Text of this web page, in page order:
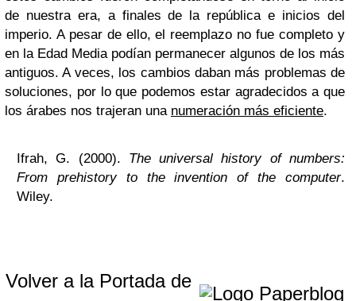
de nuestra era, a finales de la república e inicios del
imperio. A pesar de ello, el reemplazo no fue completo y
en la Edad Media podían permanecer algunos de los más
antiguos. A veces, los cambios daban más problemas de
soluciones, por lo que podemos estar agradecidos a que
los árabes nos trajeran una numeración más eficiente.
Ifrah, G. (2000). The universal history of numbers:
From prehistory to the invention of the computer.
Wiley.
Volver a la Portada de